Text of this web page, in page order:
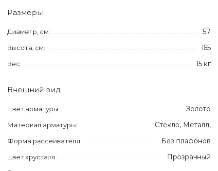
Размеры
Диаметр, см: 57
Высота, см: 165
Вес: 15 кг
Внешний вид
Цвет арматуры: Золото
Материал арматуры: Стекло, Металл,
Форма рассеивателя: Без плафонов
Цвет хрусталя: Прозрачный